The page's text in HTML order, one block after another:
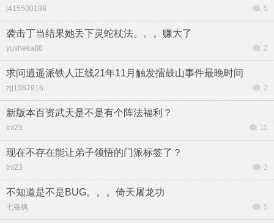
j415500198 5
袭击丁当结果她丢下灵蛇杖法。。。赚大了
yusheka88 2
求问逍遥派铁人正线21年11月触发擂鼓山事件最晚时间
zjj1987916 2
新版本百资武天是不是有个阵法福利？
tnt23 11
现在不存在能让弟子领悟的门派标签了？
tnt23 2
不知道是不是BUG。。。倚天屠龙功
七殇枫 5